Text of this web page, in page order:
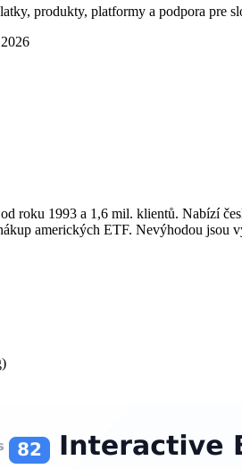
produkty, platformy a podpora pre
roku 1993 a 1,6 mil. klientů. Nabízí
amerických ETF. Nevýhodou jsou